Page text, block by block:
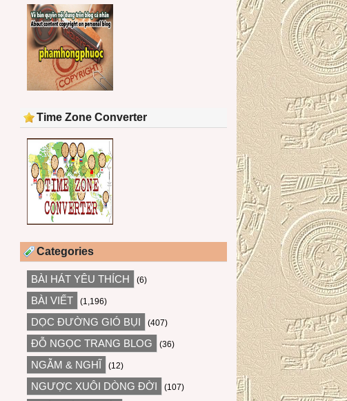
Time Zone Converter
Categories
BÀI HÁT YÊU THÍCH (6)
BÀI VIẾT (1,196)
DỌC ĐƯỜNG GIÓ BỤI (407)
ĐỖ NGỌC TRANG BLOG (36)
NGẪM & NGHĨ (12)
NGƯỢC XUÔI DÒNG ĐỜI (107)